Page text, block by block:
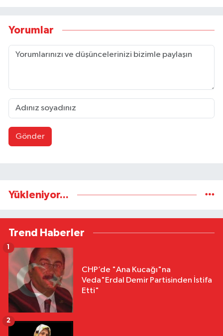
Yorumlar
Gönder
Yükleniyor...
Trend Haberler
CHP’de "Ana Kucağı"na
Veda"Erdal Demir Partisinden İstifa
Etti"
2